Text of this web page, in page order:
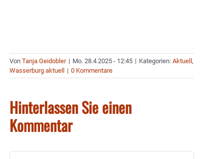
Von Tanja Geidobler | Mo. 28.4.2025 - 12:45 | Kategorien: Aktuell ,
Wasserburg aktuell
| 0 Kommentare
Hinterlassen Sie einen
Kommentar